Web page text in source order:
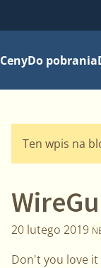
CenyDo pobrania
Ten wpis na
20 lutego 2019
Don't you love it